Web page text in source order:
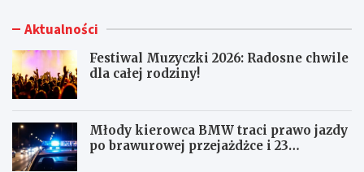
Aktualności
Festiwal Muzyczki 2026: Radosne chwile
dla całej rodziny!
Młody kierowca BMW traci prawo jazdy
po brawurowej przejażdżce i 23